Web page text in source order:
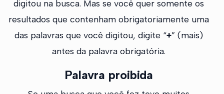
digitou na busca. Mas se você quer somente os
resultados que contenham obrigatoriamente uma
das palavras que você digitou, digite “+” (mais)
antes da palavra obrigatória.
Palavra proibida